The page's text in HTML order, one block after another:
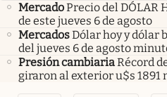
MercadoPrecio del DÓLAR
de este jueves 6 de agosto
MercadosDólar hoy y dólar
del jueves 6 de agosto
Presión cambiariaRécord
giraron al exterior u$s 1891